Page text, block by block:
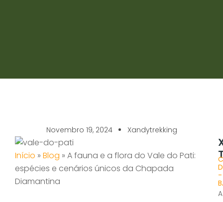
Novembro 19, 2024 Xandytrekking
Início » Blog » A fauna e a flora do Vale do Pati:
espécies e cenários únicos da Chapada
Diamantina
-
A